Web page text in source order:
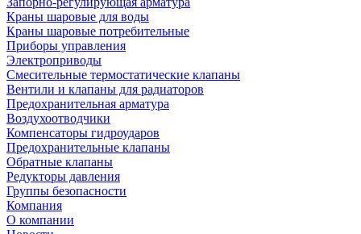
Краны шаровые для воды
Краны шаровые потребительные
Приборы управления
Электроприводы
Смесительные термостатические клапаны
Вентили и клапаны для радиаторов
Предохранительная арматура
Воздухоотводчики
Компенсаторы гидроударов
Предохранительные клапаны
Обратные клапаны
Редукторы давления
Группы безопасности
Компания
О компании